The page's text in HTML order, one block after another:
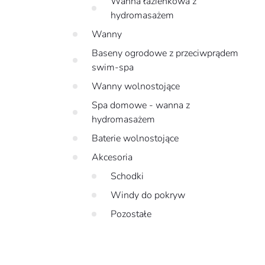
hydromasażem
Wanny
Baseny ogrodowe z przeciwprądem
swim-spa
Wanny wolnostojące
Spa domowe - wanna z
hydromasażem
Baterie wolnostojące
Akcesoria
Schodki
Windy do pokryw
Pozostałe